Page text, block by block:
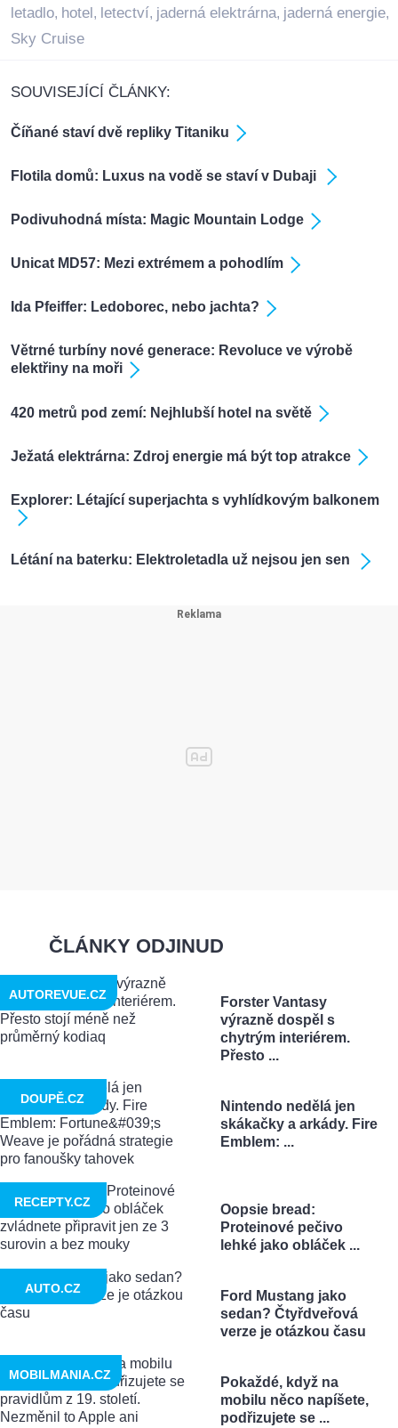
letadlo, hotel, letectví, jaderná elektrárna, jaderná energie,
Sky Cruise
SOUVISEJÍCÍ ČLÁNKY:
Číňané staví dvě repliky Titaniku
Flotila domů: Luxus na vodě se staví v Dubaji
Podivuhodná místa: Magic Mountain Lodge
Unicat MD57: Mezi extrémem a pohodlím
Ida Pfeiffer: Ledoborec, nebo jachta?
Větrné turbíny nové generace: Revoluce ve výrobě
elektřiny na moři
420 metrů pod zemí: Nejhlubší hotel na světě
Ježatá elektrárna: Zdroj energie má být top atrakce
Explorer: Létající superjachta s vyhlídkovým balkonem
Létání na baterku: Elektroletadla už nejsou jen sen
ČLÁNKY ODJINUD
Forster Vantasy
výrazně dospěl s
chytrým interiérem.
Přesto ...
AUTOREVUE.CZ
Nintendo nedělá jen
skákačky a arkády. Fire
Emblem: ...
DOUPĚ.CZ
Oopsie bread:
Proteinové pečivo
lehké jako obláček ...
RECEPTY.CZ
Ford Mustang jako
sedan? Čtyřdveřová
verze je otázkou času
AUTO.CZ
Pokaždé, když na
mobilu něco napíšete,
podřizujete se ...
MOBILMANIA.CZ